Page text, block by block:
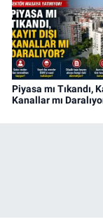
Piyasa mı Tıkandı,
Kanallar mı